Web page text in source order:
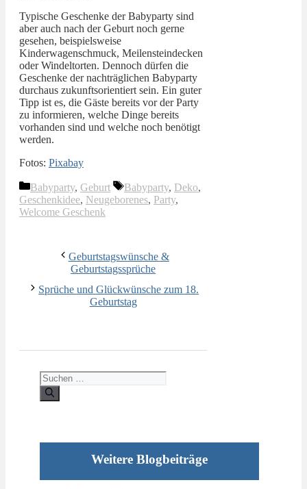
Typische Geschenke der Babyparty sind
aber auch nach der Geburt noch gerne
gesehen, beispielsweise
Kinderwagenschmuck, Meilensteindecken
oder Windeltorten. Dennoch dürfen die
Geschenke der nachträglichen Babyparty
durchaus zukunftsorientiert sein. Ein guter
Tipp ist es, die Gäste bereits vor der Party
zu informieren, welche Dinge bereits
vorhanden sind und welche noch benötigt
werden.
Fotos: Pixabay
Kategorien
Babyparty, Geburt Schlagwörter
Babyparty, Deko,
Geschenkidee, Neugeborenes, Party,
Welcome Geschenk
Geburtstagswünsche &
Geburtstagssprüche
Sprüche und Glückwünsche zum 18.
Geburtstag
Suchen
nach:
Weitere Blogbeiträge